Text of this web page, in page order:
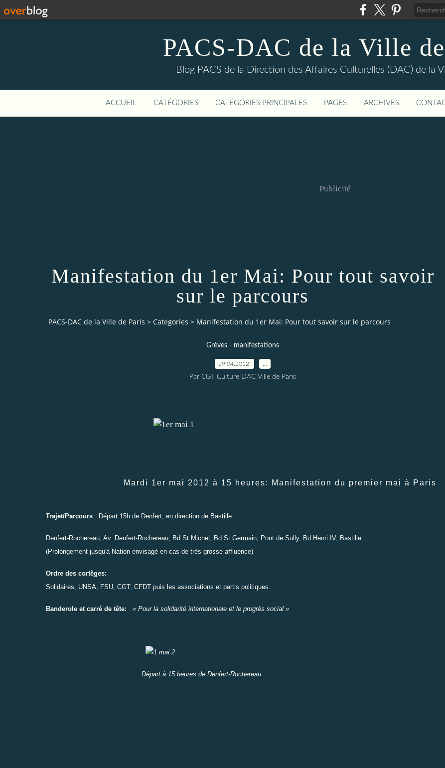
PACS-DAC de la Ville
Blog PACS de la Direction des Affaires Culturelles (DAC) de la
ACCUEIL CATÉGORIES CATÉGORIES PRINCIPALES PAGES ARCHIVES
Publicité
Manifestation du 1er Mai: Pour tout savoir
sur le parcours
PACS-DAC de la Ville de Paris > Categories > Manifestation du 1er Mai: Pour tout savoir sur le parcours
Grèves - manifestations
29.04.2012
Par CGT Culture DAC Ville de Paris
Mardi 1er mai 2012 à 15 heures: Manifestation du premier mai à Paris
Trajet/Parcours : Départ 15h de Denfert, en direction de Bastille.
Denfert-Rochereau, Av. Denfert-Rochereau, Bd St Michel, Bd St Germain, Pont de Sully, Bd Henri IV, Bastille.
(Prolongement jusqu'à Nation envisagé en cas de très grosse affluence)
Ordre des cortèges:
Solidaires, UNSA, FSU, CGT, CFDT puis les associations et partis politiques.
Banderole et carré de tête: « Pour la solidarité internationale et le progrès social »
Départ à 15 heures de Denfert-Rochereau